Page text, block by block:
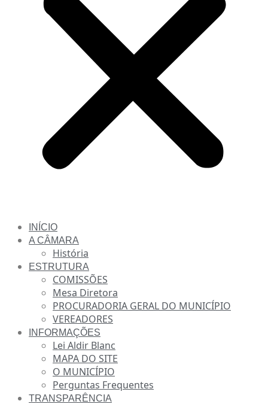
INÍCIO
A CÂMARA
História
ESTRUTURA
COMISSÕES
Mesa Diretora
PROCURADORIA GERAL DO MUNICÍPIO
VEREADORES
INFORMAÇÕES
Lei Aldir Blanc
MAPA DO SITE
O MUNICÍPIO
Perguntas Frequentes
TRANSPARÊNCIA